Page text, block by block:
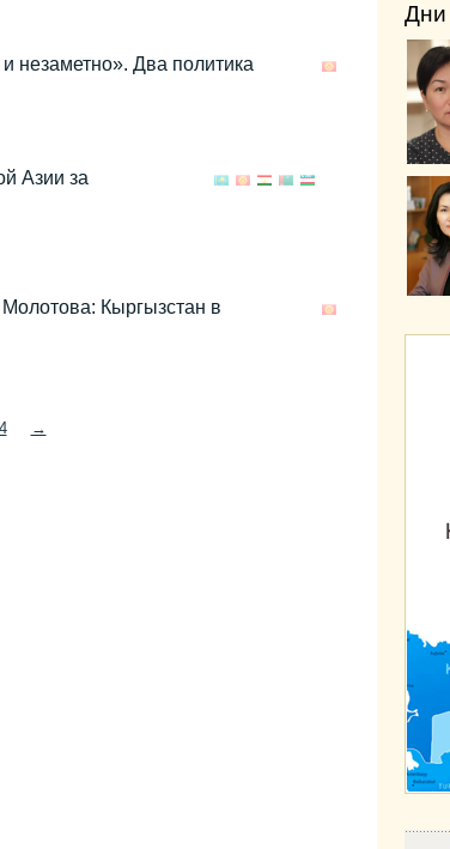
незаметно». Два политика
Азии за
Кыргызстан в
→
Дни